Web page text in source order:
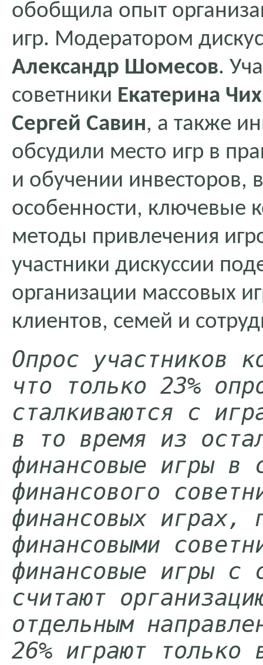
обобщила опыт
игр. Модератором
Александр Шомесов.
советники Екатерина
Сергей Савин, а также
обсудили место игр в
и обучении инвесторов,
особенности, ключевые
методы привлечения
участники дискуссии
организации массовых
клиентов, семей и
Опрос участников
что только 23%
сталкиваются с
в то время из
финансовые игры в
финансового
финансовых играх,
финансовыми
финансовые игры с
считают
отдельным
26% играют только